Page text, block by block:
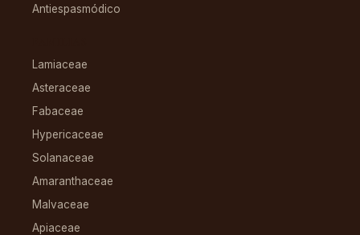
Antiespasmódico
Lamiaceae
Asteraceae
Fabaceae
Hypericaceae
Solanaceae
Amaranthaceae
Malvaceae
Apiaceae